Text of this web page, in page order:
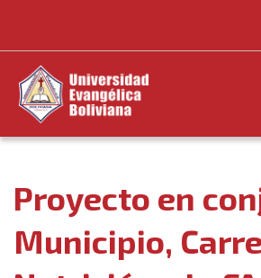
Proyecto en
Municipio,